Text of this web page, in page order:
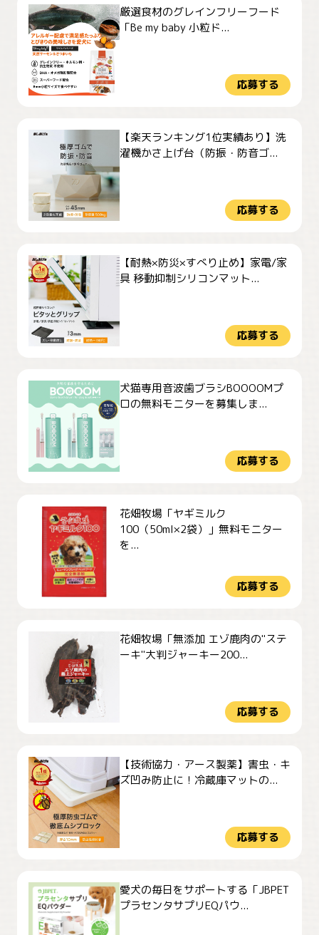
厳選食材のグレインフリーフード
「Be my baby 小粒ド...
応募する
【楽天ランキング1位実績あり】洗
濯機かさ上げ台（防振・防音ゴ...
応募する
【耐熱×防災×すべり止め】家電/家
具 移動抑制シリコンマット...
応募する
犬猫専用音波歯ブラシBOOOOMプ
ロの無料モニターを募集しま...
応募する
花畑牧場「ヤギミルク
100（50ml×2袋）」無料モニター
を...
応募する
花畑牧場「無添加 エゾ鹿肉の"ステ
ーキ"大判ジャーキー200...
応募する
【技術協力・アース製薬】害虫・キ
ズ凹み防止に！冷蔵庫マットの...
応募する
愛犬の毎日をサポートする「JBPET
プラセンタサプリEQパウ...